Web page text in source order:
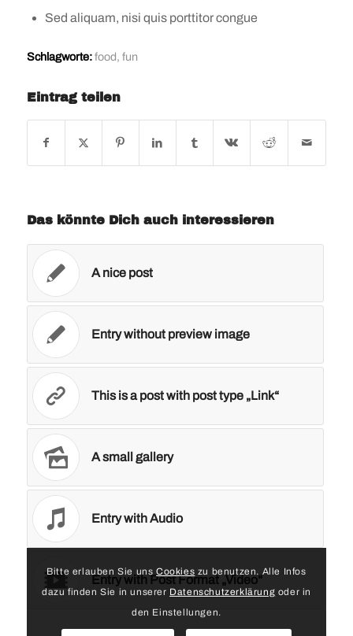
Sed aliquam, nisi quis porttitor congue
Schlagworte: food, fun
Eintrag teilen
Das könnte Dich auch interessieren
A nice post
Entry without preview image
This is a post with post type „Link“
A small gallery
Entry with Audio
Entry with Post Format „Video“
Bitte erlauben Sie unsCookies zu benutzen. Alle Infos
dazu finden Sie in unserer Datenschutzerklärung oder in
den Einstellungen.